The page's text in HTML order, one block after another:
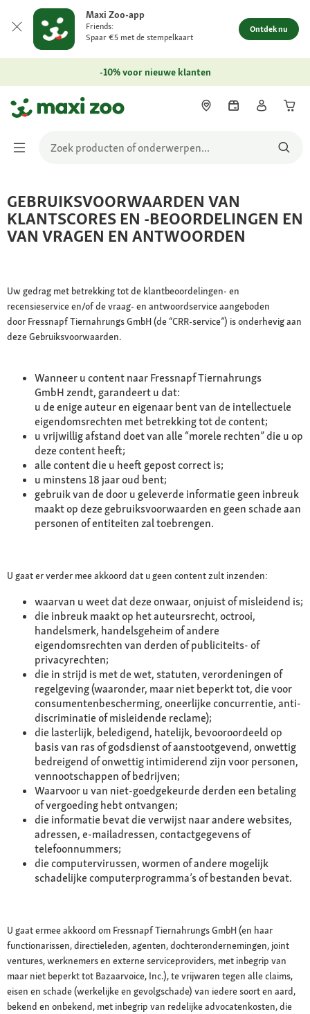
Maxi Zoo-app
Friends:
Spaar €5 met de stempelkaart
Ontdek nu
-10% voor nieuwe klanten
GEBRUIKSVOORWAARDEN VAN
KLANTSCORES EN -BEOORDELINGEN EN
VAN VRAGEN EN ANTWOORDEN
Uw gedrag met betrekking tot de klantbeoordelingen- en
recensieservice en/of de vraag- en antwoordservice aangeboden
door Fressnapf Tiernahrungs GmbH (de “CRR-service”) is onderhevig aan
deze Gebruiksvoorwaarden.
Wanneer u content naar Fressnapf Tiernahrungs
GmbH zendt, garandeert u dat:
u de enige auteur en eigenaar bent van de intellectuele
eigendomsrechten met betrekking tot de content;
u vrijwillig afstand doet van alle “morele rechten” die u op
deze content heeft;
alle content die u heeft gepost correct is;
u minstens 18 jaar oud bent;
gebruik van de door u geleverde informatie geen inbreuk
maakt op deze gebruiksvoorwaarden en geen schade aan
personen of entiteiten zal toebrengen.
U gaat er verder mee akkoord dat u geen content zult inzenden:
waarvan u weet dat deze onwaar, onjuist of misleidend is;
die inbreuk maakt op het auteursrecht, octrooi,
handelsmerk, handelsgeheim of andere
eigendomsrechten van derden of publiciteits- of
privacyrechten;
die in strijd is met de wet, statuten, verordeningen of
regelgeving (waaronder, maar niet beperkt tot, die voor
consumentenbescherming, oneerlijke concurrentie, anti-
discriminatie of misleidende reclame);
die lasterlijk, beledigend, hatelijk, bevooroordeeld op
basis van ras of godsdienst of aanstootgevend, onwettig
bedreigend of onwettig intimiderend zijn voor personen,
vennootschappen of bedrijven;
Waarvoor u van niet-goedgekeurde derden een betaling
of vergoeding hebt ontvangen;
die informatie bevat die verwijst naar andere websites,
adressen, e-mailadressen, contactgegevens of
telefoonnummers;
die computervirussen, wormen of andere mogelijk
schadelijke computerprogramma’s of bestanden bevat.
U gaat ermee akkoord om Fressnapf Tiernahrungs GmbH (en haar
functionarissen, directieleden, agenten, dochterondernemingen, joint
ventures, werknemers en externe serviceproviders, met inbegrip van
maar niet beperkt tot Bazaarvoice, Inc.), te vrijwaren tegen alle claims,
eisen en schade (werkelijke en gevolgschade) van iedere soort en aard,
bekend en onbekend, met inbegrip van redelijke advocatenkosten, die